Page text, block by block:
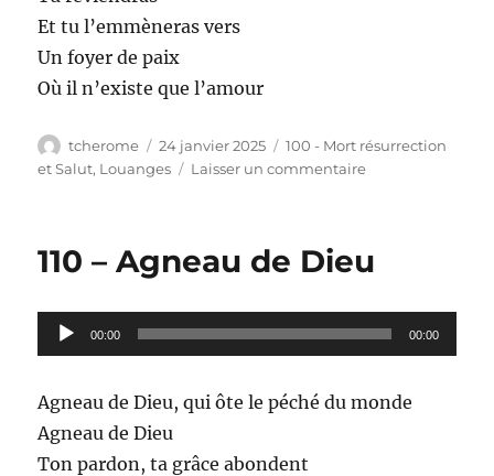
Et tu l’emmèneras vers
Un foyer de paix
Où il n’existe que l’amour
Auteur
tcherome
Publié
le
24 janvier 2025 Catégories
100 - Mort résurrection
et Salut, Louanges Laisser un commentairesur
sommes
ton
église
110 – Agneau de Dieu
Lecteur
audio
00:00 00:00
Agneau de Dieu, qui ôte le péché du monde
Agneau de Dieu
Ton pardon, ta grâce abondent